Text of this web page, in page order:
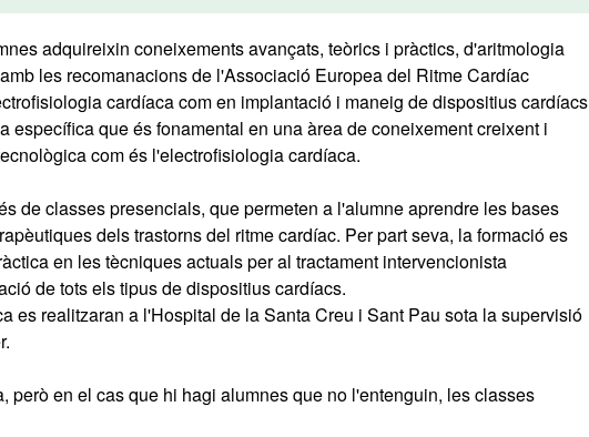
adquireixin coneixements avançats, teòrics i pràctics, d'aritmologia
les recomanacions de l'Associació Europea del Ritme Cardíac
cardíaca com en implantació i maneig de dispositius cardíacs
específica que és fonamental en una àrea de coneixement creixent i
com és l'electrofisiologia cardíaca.
de classes presencials, que permeten a l'alumne aprendre les bases
dels trastorns del ritme cardíac. Per part seva, la formació es
en les tècniques actuals per al tractament intervencionista
de tots els tipus de dispositius cardíacs.
es realitzaran a l'Hospital de la Santa Creu i Sant Pau sota la supervisió
però en el cas que hi hagi alumnes que no l'entenguin, les classes